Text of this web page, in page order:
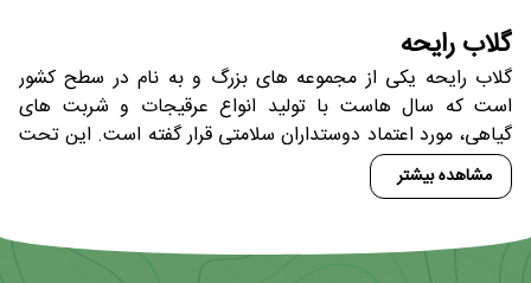
گلاب رایحه
گلاب رایحه یکی از مجموعه های بزرگ و به نام در سطح کشور
است که سال هاست با تولید انواع عرقیجات و شربت های
گیاهی، مورد اعتماد دوستداران سلامتی قرار گفته است. این تحت
برندهای قدح و وسیع، با داشتن نمایندگی های معتبر در سرتاسر
کشور محصولات خود را عرضه داشته و مفتخر به حفظ و ارتقای
است.هیچ گاه ماندگاری اتفاقی نیست.
مشاهده بیشتر